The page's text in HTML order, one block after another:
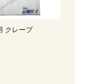
クレープ